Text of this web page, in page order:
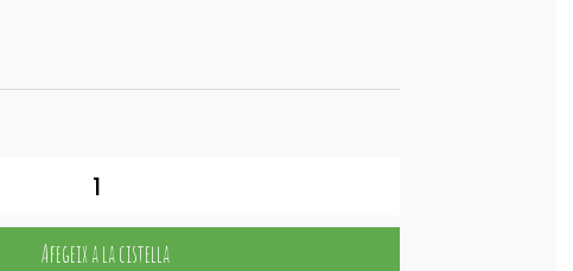
Afegeix a la cistella